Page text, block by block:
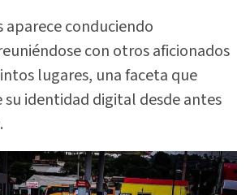
aparece conduciendo
con otros aficionados
lugares, una faceta que
identidad digital desde antes